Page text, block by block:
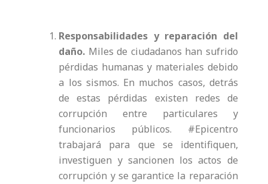
Responsabilidades y reparación del
daño. Miles de ciudadanos han sufrido
pérdidas humanas y materiales debido
a los sismos. En muchos casos, detrás
de estas pérdidas existen redes de
corrupción entre particulares y
funcionarios públicos. #Epicentro
trabajará para que se identifiquen,
investiguen y sancionen los actos de
corrupción y se garantice la reparación